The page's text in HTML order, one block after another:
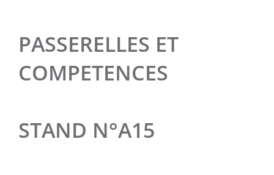
PASSERELLES ET
COMPETENCES
STAND N°A15